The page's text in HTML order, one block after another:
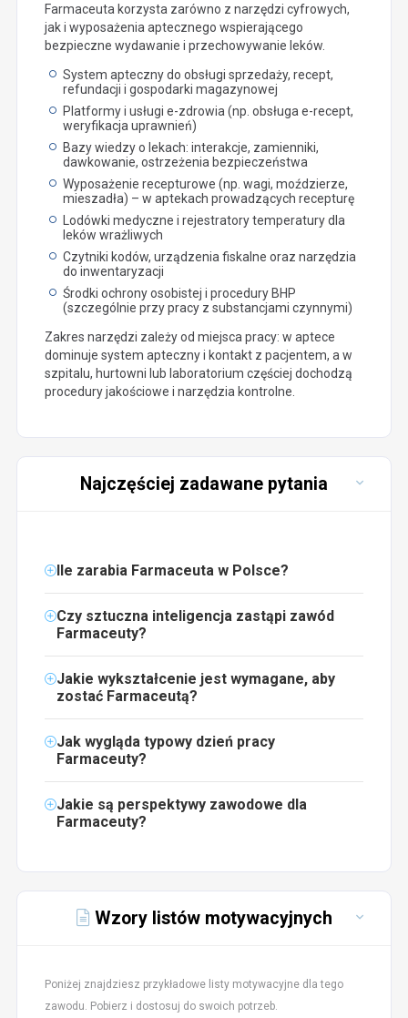
Farmaceuta korzysta zarówno z narzędzi cyfrowych,
jak i wyposażenia aptecznego wspierającego
bezpieczne wydawanie i przechowywanie leków.
System apteczny do obsługi sprzedaży, recept,
refundacji i gospodarki magazynowej
Platformy i usługi e-zdrowia (np. obsługa e-recept,
weryfikacja uprawnień)
Bazy wiedzy o lekach: interakcje, zamienniki,
dawkowanie, ostrzeżenia bezpieczeństwa
Wyposażenie recepturowe (np. wagi, moździerze,
mieszadła) – w aptekach prowadzących recepturę
Lodówki medyczne i rejestratory temperatury dla
leków wrażliwych
Czytniki kodów, urządzenia fiskalne oraz narzędzia
do inwentaryzacji
Środki ochrony osobistej i procedury BHP
(szczególnie przy pracy z substancjami czynnymi)
Zakres narzędzi zależy od miejsca pracy: w aptece
dominuje system apteczny i kontakt z pacjentem, a w
szpitalu, hurtowni lub laboratorium częściej dochodzą
procedury jakościowe i narzędzia kontrolne.
Najczęściej zadawane pytania
Ile zarabia Farmaceuta w Polsce?
Czy sztuczna inteligencja zastąpi zawód
Farmaceuty?
Jakie wykształcenie jest wymagane, aby
zostać Farmaceutą?
Jak wygląda typowy dzień pracy
Farmaceuty?
Jakie są perspektywy zawodowe dla
Farmaceuty?
Wzory listów motywacyjnych
Poniżej znajdziesz przykładowe listy motywacyjne dla tego
zawodu. Pobierz i dostosuj do swoich potrzeb.